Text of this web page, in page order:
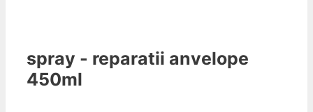
spray - reparatii anvelope
450ml